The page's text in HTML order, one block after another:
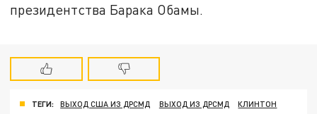
президентства Барака Обамы.
ТЕГИ: ВЫХОД США ИЗ ДРСМД ВЫХОД ИЗ ДРСМД
КЛИНТОН